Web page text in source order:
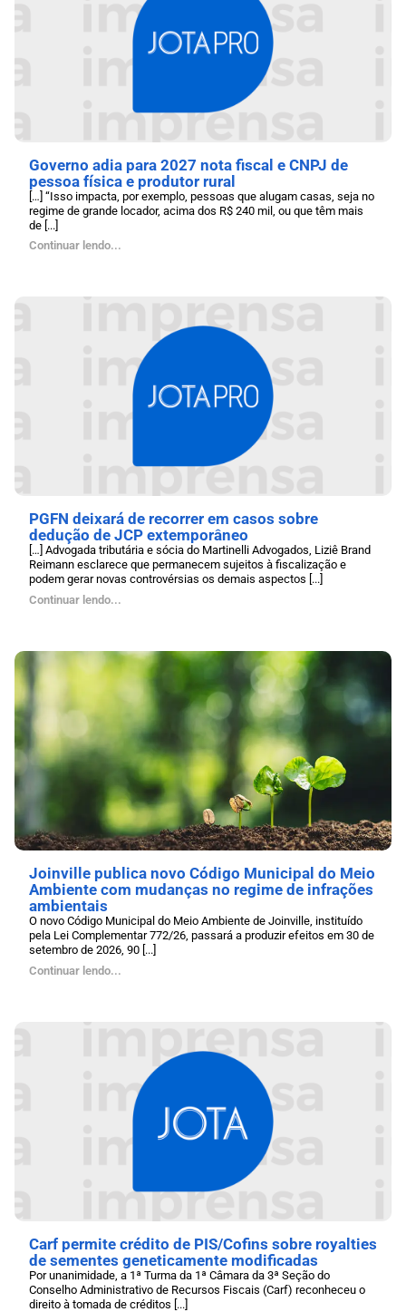
Governo adia para 2027 nota fiscal e CNPJ de
pessoa física e produtor rural
[…] “Isso impacta, por exemplo, pessoas que alugam casas, seja no
regime de grande locador, acima dos R$ 240 mil, ou que têm mais
de [...]
Continuar lendo...
PGFN deixará de recorrer em casos sobre
dedução de JCP extemporâneo
[…] Advogada tributária e sócia do Martinelli Advogados, Liziê Brand
Reimann esclarece que permanecem sujeitos à fiscalização e
podem gerar novas controvérsias os demais aspectos [...]
Continuar lendo...
Joinville publica novo Código Municipal do Meio
Ambiente com mudanças no regime de infrações
ambientais
O novo Código Municipal do Meio Ambiente de Joinville, instituído
pela Lei Complementar 772/26, passará a produzir efeitos em 30 de
setembro de 2026, 90 [...]
Continuar lendo...
Carf permite crédito de PIS/Cofins sobre royalties
de sementes geneticamente modificadas
Por unanimidade, a 1ª Turma da 1ª Câmara da 3ª Seção do
Conselho Administrativo de Recursos Fiscais (Carf) reconheceu o
direito à tomada de créditos [...]